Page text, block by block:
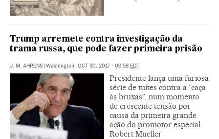
Trump arremete contra investigação da
trama russa, que pode fazer primeira prisão
J. M. AHRENS | Washington | OCT 30, 2017 - 09:58 EDT
Presidente lança uma furiosa
série de tuítes contra a “caça
às bruxas”, num momento
de crescente tensão por
causa da primeira grande
ação do promotor especial
Robert Mueller